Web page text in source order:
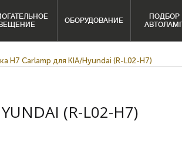
ОБОРУДОВАНИЕ
ПОДБОР
H7 Carlamp для KIA/Hyundai (R-L02-H7)
(R-L02-H7)